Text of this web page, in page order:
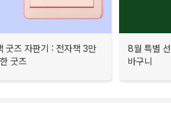
굿즈 자판기 : 전자책 3만
굿즈
8월 특별
바구니